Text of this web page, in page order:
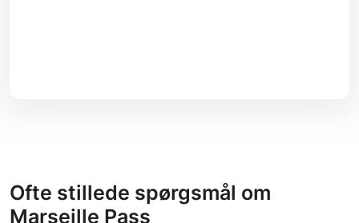
Ofte stillede spørgsmål om
Marseille Pass